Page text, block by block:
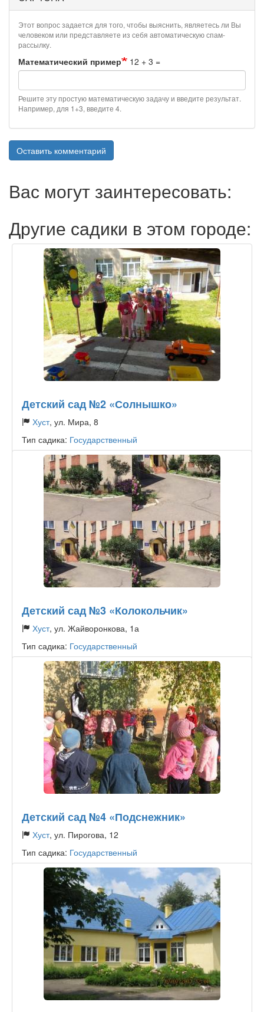
Этот вопрос задается для того, чтобы выяснить, являетесь ли Вы
человеком или представляете из себя автоматическую спам-
рассылку.
Математический пример 12 + 3 =
Решите эту простую математическую задачу и введите результат.
Например, для 1+3, введите 4.
Оставить комментарий
Вас могут заинтересовать:
Другие садики в этом городе:
Детский сад №2 «Солнышко»
Хуст, ул. Мира, 8
Тип садика: Государственный
Детский сад №3 «Колокольчик»
Хуст, ул. Жайворонкова, 1а
Тип садика: Государственный
Детский сад №4 «Подснежник»
Хуст, ул. Пирогова, 12
Тип садика: Государственный